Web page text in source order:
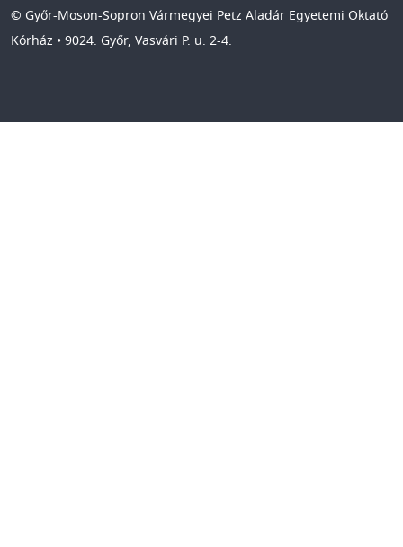
© Győr-Moson-Sopron Vármegyei Petz Aladár Egyetemi Oktató
Kórház • 9024. Győr, Vasvári P. u. 2-4.